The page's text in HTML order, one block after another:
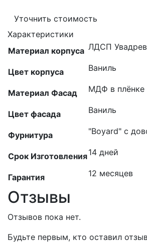
Уточнить стоимость
Характеристики
Материал корпуса ЛДСП Увадрев
Цвет корпуса Ваниль
Материал Фасад МДФ в
Цвет фасада Ваниль
Фурнитура "Boyard" с
Срок Изготовления14 дней
Гарантия 12 месяцев
Отзывы
Отзывов пока нет.
Будьте первым, кто оставил